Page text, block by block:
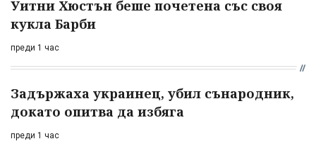
Уитни Хюстън беше почетена със своя
кукла Барби
преди 1 час
Задържаха украинец, убил сънародник,
докато опитва да избяга
преди 1 час